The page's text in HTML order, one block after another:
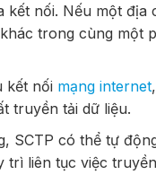
kết nối. Nếu một
trong cùng một
kết nối mạng internet
truyền tải dữ liệu.
SCTP có thể tự
liên tục việc